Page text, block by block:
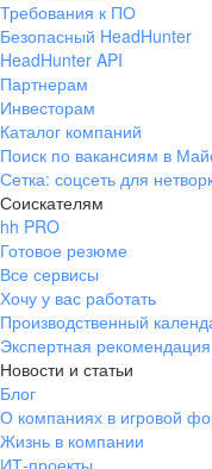
Требования к ПО
Безопасный HeadHunter
HeadHunter API
Партнерам
Инвесторам
Каталог компаний
Поиск по вакансиям в
Сетка: соцсеть для
Соискателям
hh PRO
Готовое резюме
Все сервисы
Хочу у вас работать
Производственный
Экспертная рекомендация
Новости и статьи
Блог
О компаниях в игровой
Жизнь в компании
ИТ-проекты